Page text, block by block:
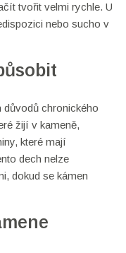
tvořit velmi rychle. U
nebo sucho v
chronického
žijí v kameně,
které mají
dech nelze
dokud se kámen